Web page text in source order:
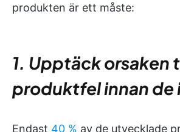
produkten är ett måste:
1. Upptäck orsaken
produktfel innan de
Endast 40 % av de utvecklade